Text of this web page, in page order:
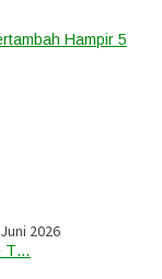
Hampir 5
2026
T…